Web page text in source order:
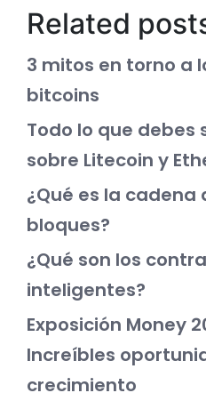
Related
3 mitos en torno a
bitcoins
Todo lo que debes
sobre Litecoin y
¿Qué es la cadena
bloques?
¿Qué son los
inteligentes?
Exposición Money
Increíbles
crecimiento